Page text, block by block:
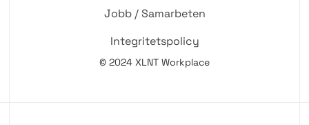
Jobb / Samarbeten
Integritetspolicy
© 2024 XLNT Workplace